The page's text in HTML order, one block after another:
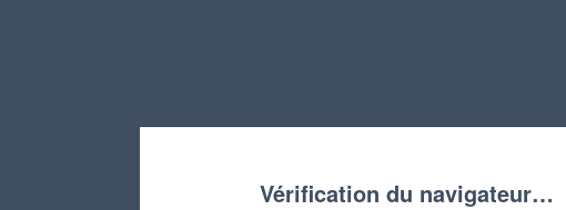
Vérification du navigateur…